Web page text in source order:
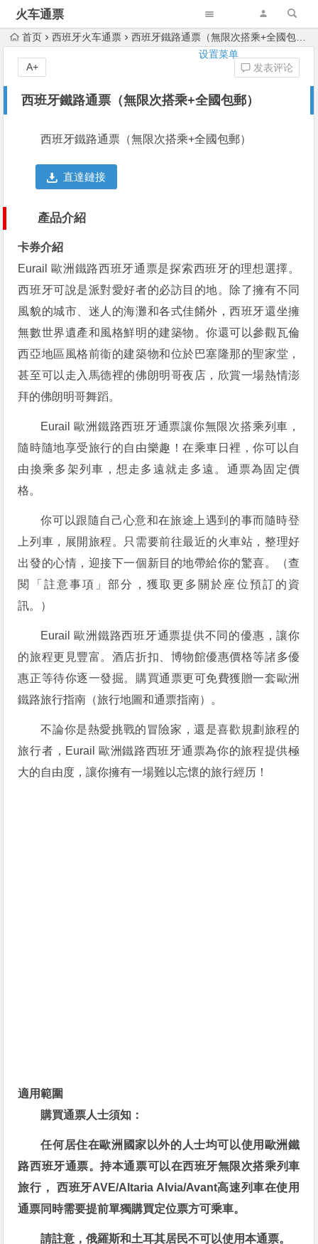
火车通票
设置菜单
首页 西班牙火车通票 西班牙鐵路通票（無限次搭乘+全國包郵）
西班牙鐵路通票（無限次搭乘+全國包郵）
发表评论
A+
西班牙鐵路通票（無限次搭乘+全國包郵）
直達鏈接
產品介紹
卡券介紹
Eurail 歐洲鐵路西班牙通票是探索西班牙的理想選擇。
西班牙可說是派對愛好者的必訪目的地。除了擁有不同
風貌的城市、迷人的海灘和各式佳餚外，西班牙還坐擁
無數世界遺產和風格鮮明的建築物。你還可以參觀瓦倫
西亞地區風格前衞的建築物和位於巴塞隆那的聖家堂，
甚至可以走入馬德裡的佛朗明哥夜店，欣賞一場熱情澎
拜的佛朗明哥舞蹈。
Eurail 歐洲鐵路西班牙通票讓你無限次搭乘列車，
隨時隨地享受旅行的自由樂趣！在乘車日裡，你可以自
由換乘多架列車，想走多遠就走多遠。通票為固定價
格。
你可以跟隨自己心意和在旅途上遇到的事而隨時登
上列車，展開旅程。只需要前往最近的火車站，整理好
出發的心情，迎接下一個新目的地帶給你的驚喜。（查
閱「註意事項」部分，獲取更多關於座位預訂的資
訊。）
Eurail 歐洲鐵路西班牙通票提供不同的優惠，讓你
的旅程更見豐富。酒店折扣、博物館優惠價格等諸多優
惠正等待你逐一發掘。購買通票更可免費獲贈一套歐洲
鐵路旅行指南（旅行地圖和通票指南）。
不論你是熱愛挑戰的冒險家，還是喜歡規劃旅程的
旅行者，Eurail 歐洲鐵路西班牙通票為你的旅程提供極
大的自由度，讓你擁有一場難以忘懷的旅行經历！
適用範圍
購買通票人士須知：
任何居住在歐洲國家以外的人士均可以使用歐洲鐵
路西班牙通票。持本通票可以在西班牙無限次搭乘列車
旅行， 西班牙AVE/Altaria Alvia/Avant高速列車在使用
通票同時需要提前單獨購買定位票方可乘車。
請註意，俄羅斯和土耳其居民不可以使用本通票。